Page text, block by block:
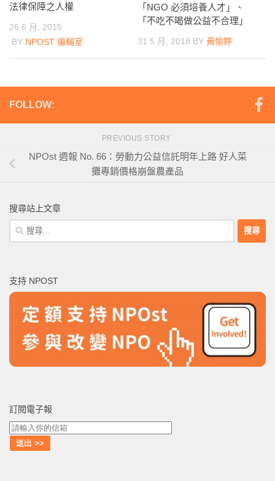
法律保障之人權
26 6 月, 2015
BY NPOST 編輯室
「NGO 必須培養人才」、
「不吃不喝做公益不合理」
31 5 月, 2018 BY 黃愉婷
FOLLOW:
PREVIOUS STORY
NPOst 週報 No. 66：勞動力公益信託明年上路 好人菜
攤專銷價格崩盤農產品
搜尋站上文章
搜
尋
字:
支持 NPOST
訂閱電子報